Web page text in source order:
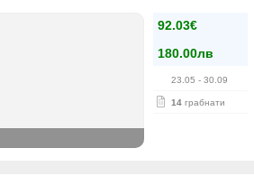
92.03€
180.00лв
23.05 - 30.09
14 грабнати